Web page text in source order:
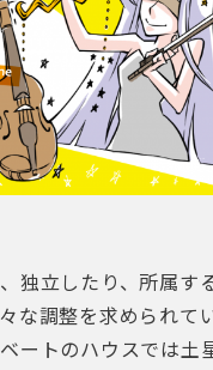
独立したり、所属す
な調整を求められて
ートのハウスでは土